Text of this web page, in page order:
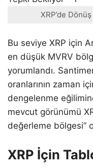
XRP’de
Bu seviye XRP için
en düşük MVRV
yorumlandı.
oranlarının zaman
dengelenme
mevcut görünümü
değerleme bölgesi”
XRP İçin